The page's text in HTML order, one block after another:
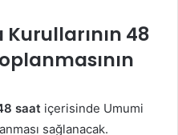
Kurullarının 48
saat içerisinde Umumi
sağlanacak.